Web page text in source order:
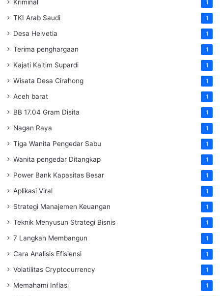
Kriminal 1
TKI Arab Saudi 1
Desa Helvetia 1
Terima penghargaan 1
Kajati Kaltim Supardi 1
Wisata Desa Cirahong 1
Aceh barat 1
BB 17.04 Gram Disita 1
Nagan Raya 1
Tiga Wanita Pengedar Sabu 1
Wanita pengedar Ditangkap 1
Power Bank Kapasitas Besar 1
Aplikasi Viral 1
Strategi Manajemen Keuangan 1
Teknik Menyusun Strategi Bisnis 1
7 Langkah Membangun 1
Cara Analisis Efisiensi 1
Volatilitas Cryptocurrency 1
Memahami Inflasi 1